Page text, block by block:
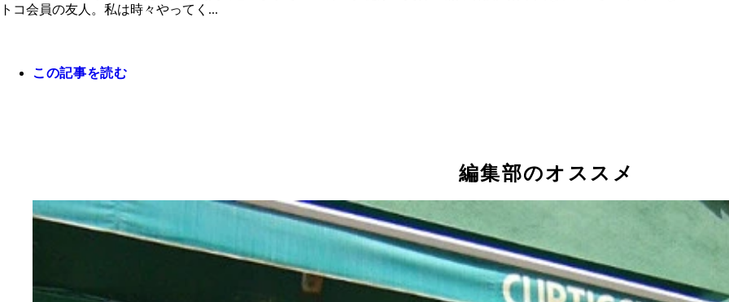
トコ会員の友人。私は時々やってく...
この記事を読む
編集部のオススメ